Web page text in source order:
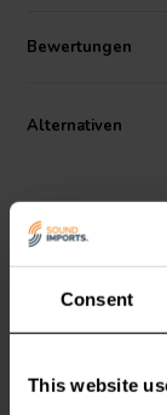
Consent
This website
es zur
verwendet
macht. Flexo
wir unseren
ebenfalls in einer
Geflecht muss mit
Verkauft in
3/16"~5/8" • Farbe:
Bewertungen
Alternativen
Techflex9,5
dehnbarer